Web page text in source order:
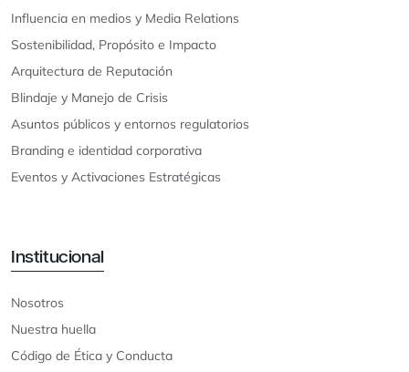
Influencia en medios y Media Relations
Sostenibilidad, Propósito e Impacto
Arquitectura de Reputación
Blindaje y Manejo de Crisis
Asuntos públicos y entornos regulatorios
Branding e identidad corporativa
Eventos y Activaciones Estratégicas
Institucional
Nosotros
Nuestra huella
Código de Ética y Conducta